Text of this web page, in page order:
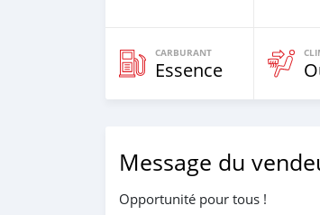
CARBURANT
Essence
Message du
Opportunité pour tous !